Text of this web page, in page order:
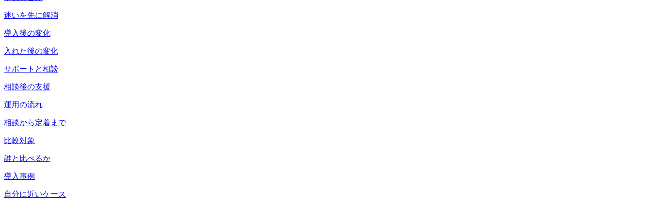
迷いを先に解消
導入後の変化
入れた後の変化
サポートと相談
相談後の支援
運用の流れ
相談から定着まで
比較対象
誰と比べるか
導入事例
自分に近いケース